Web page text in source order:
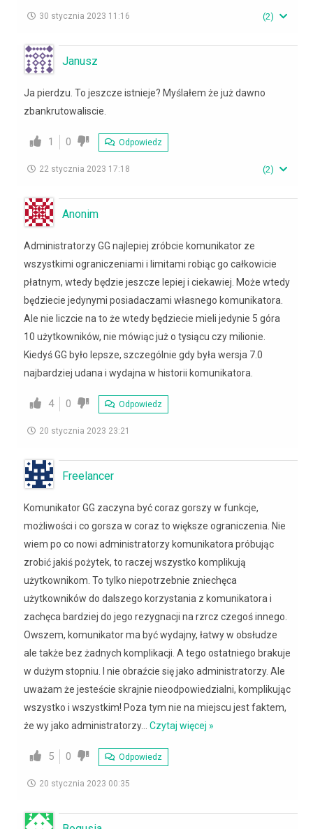
30 stycznia 2023 11:16 (2)
Janusz
Ja pierdzu. To jeszcze istnieje? Myślałem że już dawno
zbankrutowaliscie.
1 0 Odpowiedz
22 stycznia 2023 17:18 (2)
Anonim
Administratorzy GG najlepiej zróbcie komunikator ze
wszystkimi ograniczeniami i limitami robiąc go całkowicie
płatnym, wtedy będzie jeszcze lepiej i ciekawiej. Może wtedy
będziecie jedynymi posiadaczami własnego komunikatora.
Ale nie liczcie na to że wtedy będziecie mieli jedynie 5 góra
10 użytkowników, nie mówiąc już o tysiącu czy milionie.
Kiedyś GG było lepsze, szczególnie gdy była wersja 7.0
najbardziej udana i wydajna w historii komunikatora.
4 0 Odpowiedz
20 stycznia 2023 23:21
Freelancer
Komunikator GG zaczyna być coraz gorszy w funkcje,
możliwości i co gorsza w coraz to większe ograniczenia. Nie
wiem po co nowi administratorzy komunikatora próbując
zrobić jakiś pożytek, to raczej wszystko komplikują
użytkownikom. To tylko niepotrzebnie zniechęca
użytkowników do dalszego korzystania z komunikatora i
zachęca bardziej do jego rezygnacji na rzrcz czegoś innego.
Owszem, komunikator ma być wydajny, łatwy w obsłudze
ale także bez żadnych komplikacji. A tego ostatniego brakuje
w dużym stopniu. I nie obraźcie się jako administratorzy. Ale
uważam że jesteście skrajnie nieodpowiedzialni, komplikując
wszystko i wszystkim! Poza tym nie na miejscu jest faktem,
że wy jako administratorzy… Czytaj więcej »
5 0 Odpowiedz
20 stycznia 2023 00:35